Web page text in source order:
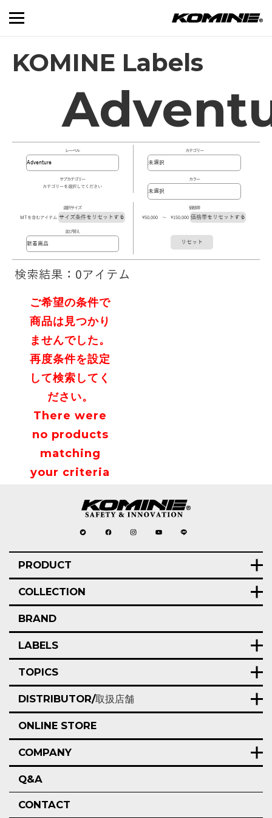
KOMINE Labels
レーベル カテゴリー
サブカテゴリー
カテゴリーを選択してください
カラー
選択サイズ
MTを含むアイテム サイズ条件をリセットする
価格帯
\50,000 ～ \150,000 価格帯をリセットする
並び替え
リセット
検索結果：0アイテム
ご希望の条件で
商品は見つかり
ませんでした。
再度条件を設定
して検索してく
ださい。
There were
no products
matching
your criteria
PRODUCT
COLLECTION
BRAND
LABELS
TOPICS
DISTRIBUTOR/取扱店舗
ONLINE STORE
COMPANY
Q&A
CONTACT